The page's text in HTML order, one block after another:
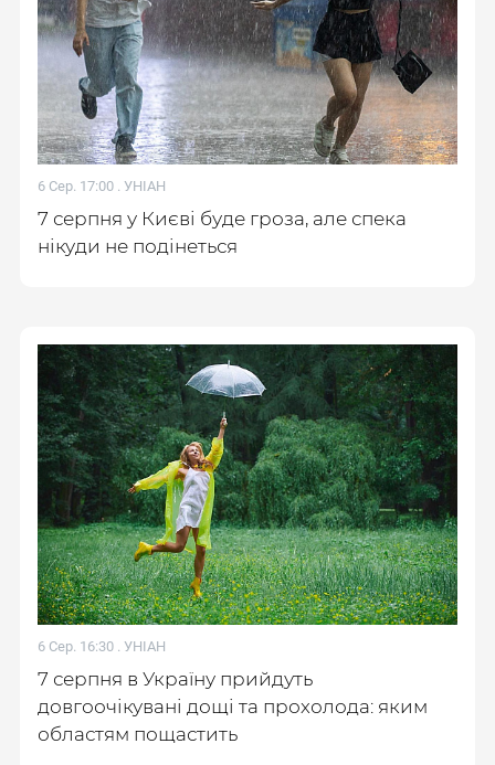
6 Сер. 17:00 . УНІАН
7 серпня у Києві буде гроза, але спека
нікуди не подінеться
6 Сер. 16:30 . УНІАН
7 серпня в Україну прийдуть
довгоочікувані дощі та прохолода: яким
областям пощастить